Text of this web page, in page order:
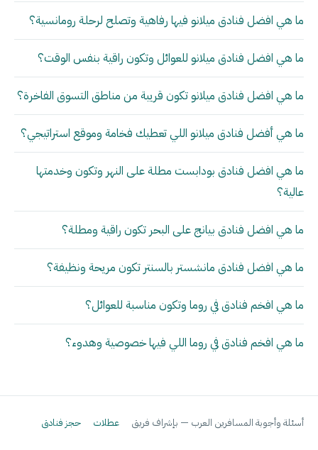
ما هي افضل فنادق ميلانو فيها رفاهية وتصلح لرحلة رومانسية؟
ما هي افضل فنادق ميلانو للعوائل وتكون راقية بنفس الوقت؟
ما هي افضل فنادق ميلانو تكون قريبة من مناطق التسوق الفاخرة؟
ما هي أفضل فنادق ميلانو اللي تعطيك فخامة وموقع استراتيجي؟
ما هي افضل فنادق بودابست مطلة على النهر وتكون وخدمتها
عالية؟
ما هي افضل فنادق بيانج على البحر تكون راقية ومطلة؟
ما هي افضل فنادق مانشستر بالسنتر تكون مريحة ونظيفة؟
ما هي افخم فنادق في روما وتكون مناسبة للعوائل؟
ما هي افخم فنادق في روما اللي فيها خصوصية وهدوء؟
أسئلة وأجوبة المسافرين العرب — بإشراف فريق عطلات حجز فنادق